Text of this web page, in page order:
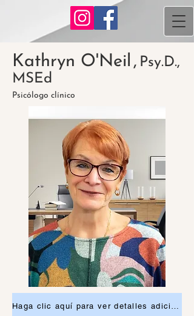
Kathryn O'Neil , Psy.D.,
MSEd
Psicólogo clínico